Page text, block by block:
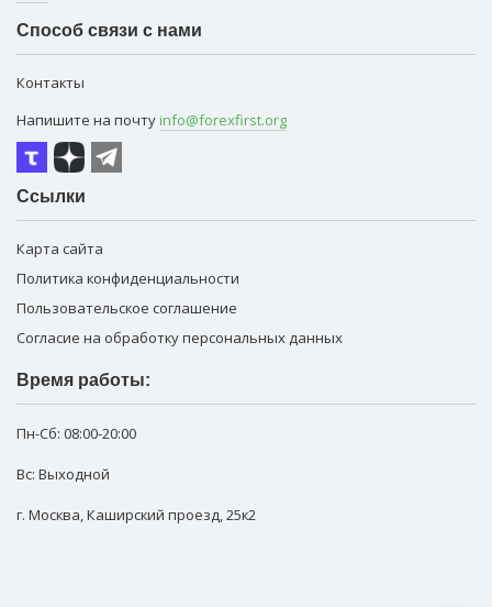
Способ связи с нами
Контакты
Напишите на почту info@forexfirst.org
Ссылки
Карта сайта
Политика конфиденциальности
Пользовательское соглашение
Согласие на обработку персональных данных
Время работы:
Пн-Сб: 08:00-20:00
Вс: Выходной
г. Москва,Каширский проезд, 25к2